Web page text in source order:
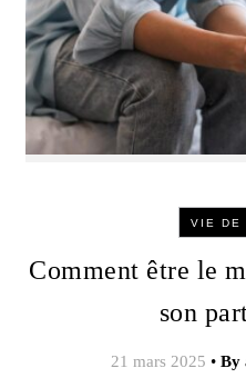
VIE DE
Comment être le
son
21 mars 2025 • By